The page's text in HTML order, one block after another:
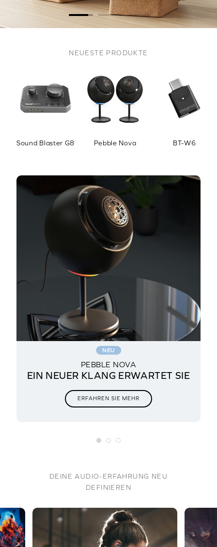
NEUESTE PRODUKTE
Sound Blaster G8 Pebble Nova BT-W6
PEBBLE NOVA
EIN NEUER KLANG ERWARTET SIE
ERFAHREN SIE MEHR
NEU
DEINE AUDIO-ERFAHRUNG NEU
DEFINIEREN